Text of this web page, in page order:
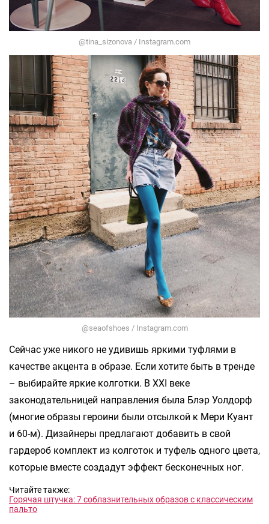
@tina_sizonova / Instagram.com
@seaofshoes / Instagram.com
Сейчас уже никого не удивишь яркими туфлями в
качестве акцента в образе. Если хотите быть в тренде
– выбирайте яркие колготки. В XXI веке
законодательницей направления была Блэр Уолдорф
(многие образы героини были отсылкой к Мери Куант
и 60-м). Дизайнеры предлагают добавить в свой
гардероб комплект из колготок и туфель одного цвета,
которые вместе создадут эффект бесконечных ног.
Читайте также:
Горячая штучка: 7 соблазнительных образов с классическим
пальто